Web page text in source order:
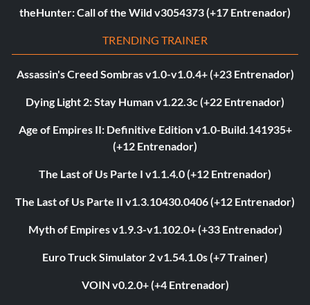
theHunter: Call of the Wild v3054373 (+17 Entrenador)
TRENDING TRAINER
Assassin's Creed Sombras v1.0-v1.0.4+ (+23 Entrenador)
Dying Light 2: Stay Human v1.22.3c (+22 Entrenador)
Age of Empires II: Definitive Edition v1.0-Build.141935+
(+12 Entrenador)
The Last of Us Parte I v1.1.4.0 (+12 Entrenador)
The Last of Us Parte II v1.3.10430.0406 (+12 Entrenador)
Myth of Empires v1.9.3-v1.102.0+ (+33 Entrenador)
Euro Truck Simulator 2 v1.54.1.0s (+7 Trainer)
VOIN v0.2.0+ (+4 Entrenador)